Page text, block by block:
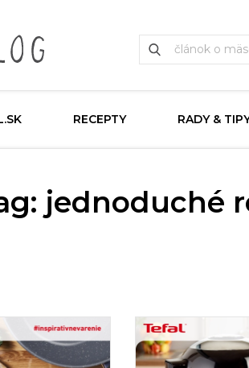
RECEPTY RADY &
jednoduché